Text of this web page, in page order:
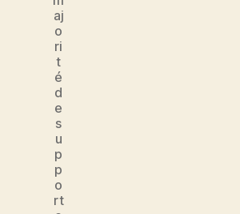
aj
o
ri
t
é
d
e
s
u
p
p
o
rt